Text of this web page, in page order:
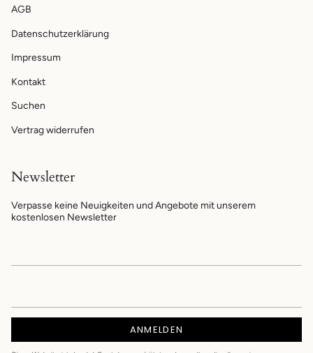
AGB
Datenschutzerklärung
Impressum
Kontakt
Suchen
Vertrag widerrufen
Newsletter
Verpasse keine Neuigkeiten und Angebote mit unserem
kostenlosen Newsletter
ANMELDEN